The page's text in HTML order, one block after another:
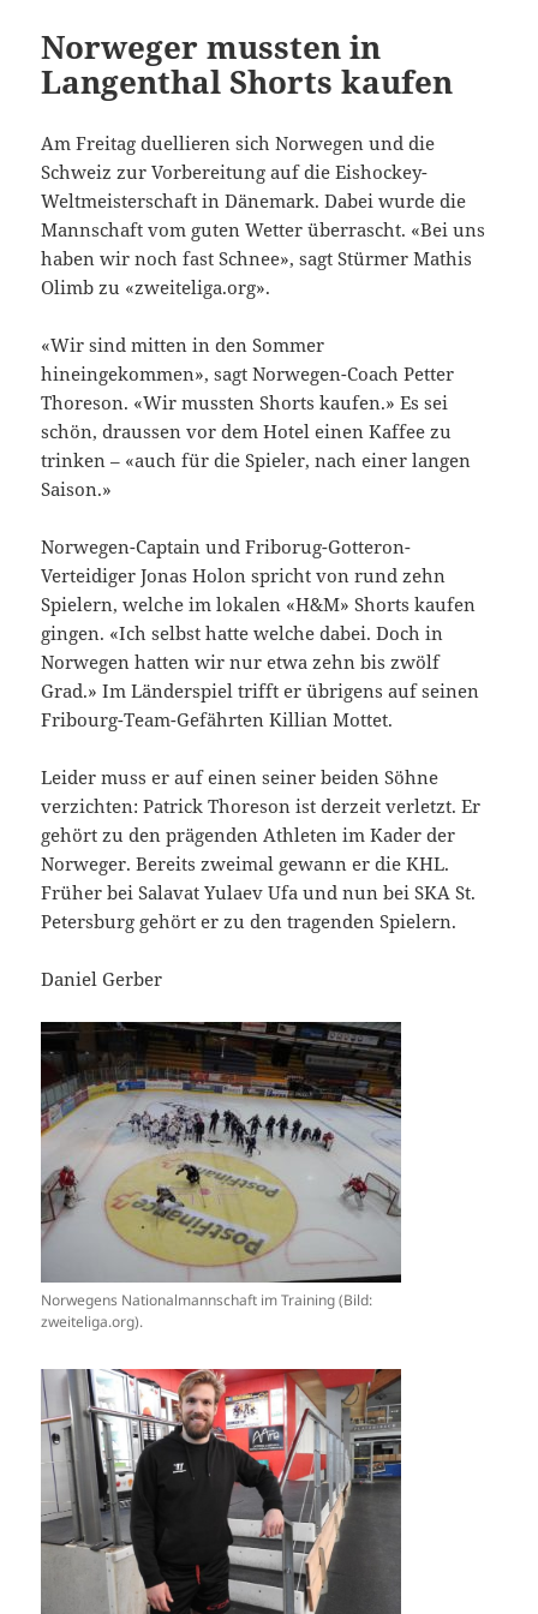
Norweger mussten in
Langenthal Shorts kaufen
Am Freitag duellieren sich Norwegen und die
Schweiz zur Vorbereitung auf die Eishockey-
Weltmeisterschaft in Dänemark. Dabei wurde die
Mannschaft vom guten Wetter überrascht. «Bei uns
haben wir noch fast Schnee», sagt Stürmer Mathis
Olimb zu «zweiteliga.org».
«Wir sind mitten in den Sommer
hineingekommen», sagt Norwegen-Coach Petter
Thoreson. «Wir mussten Shorts kaufen.» Es sei
schön, draussen vor dem Hotel einen Kaffee zu
trinken – «auch für die Spieler, nach einer langen
Saison.»
Norwegen-Captain und Friborug-Gotteron-
Verteidiger Jonas Holon spricht von rund zehn
Spielern, welche im lokalen «H&M» Shorts kaufen
gingen. «Ich selbst hatte welche dabei. Doch in
Norwegen hatten wir nur etwa zehn bis zwölf
Grad.» Im Länderspiel trifft er übrigens auf seinen
Fribourg-Team-Gefährten Killian Mottet.
Leider muss er auf einen seiner beiden Söhne
verzichten: Patrick Thoreson ist derzeit verletzt. Er
gehört zu den prägenden Athleten im Kader der
Norweger. Bereits zweimal gewann er die KHL.
Früher bei Salavat Yulaev Ufa und nun bei SKA St.
Petersburg gehört er zu den tragenden Spielern.
Daniel Gerber
Norwegens Nationalmannschaft im Training (Bild:
zweiteliga.org).